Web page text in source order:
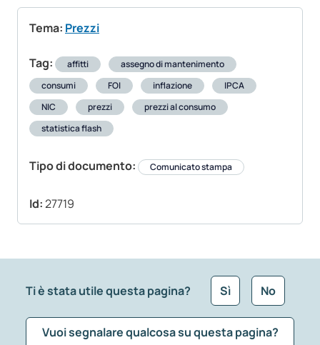
Tema: Prezzi
Tag: affitti
assegno di mantenimento
consumi
FOI inflazione
IPCA
NIC
prezzi
prezzi al consumo
statistica flash
Tipo di documento: Comunicato stampa
Id:27719
Ti è stata utile questa pagina? Sì No
Vuoi segnalare qualcosa su questa pagina?